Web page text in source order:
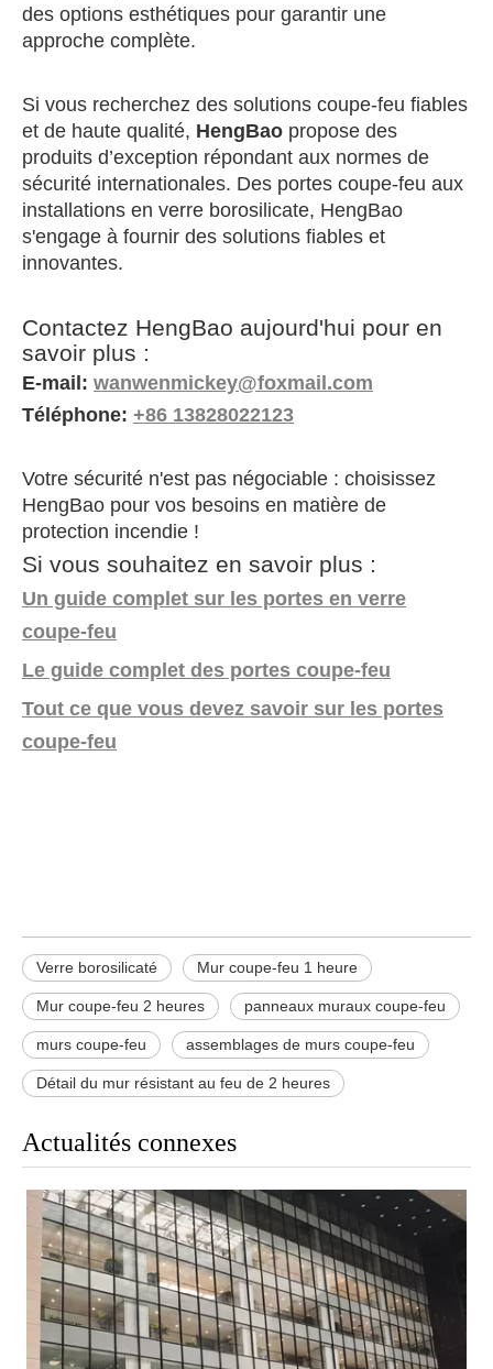
des options esthétiques pour garantir une
approche complète.
Si vous recherchez des solutions coupe-feu fiables
et de haute qualité, HengBao propose des
produits d’exception répondant aux normes de
sécurité internationales. Des portes coupe-feu aux
installations en verre borosilicate, HengBao
s'engage à fournir des solutions fiables et
innovantes.
Contactez HengBao aujourd'hui pour en
savoir plus :
E-mail: wanwenmickey@foxmail.com
Téléphone: +86 13828022123
Votre sécurité n'est pas négociable : choisissez
HengBao pour vos besoins en matière de
protection incendie !
Si vous souhaitez en savoir plus :
Un guide complet sur les portes en verre
coupe-feu
Le guide complet des portes coupe-feu
Tout ce que vous devez savoir sur les portes
coupe-feu
Verre borosilicaté Mur coupe-feu 1 heure​
Mur coupe-feu 2 heures​ panneaux muraux coupe-feu
murs coupe-feu assemblages de murs coupe-feu
Détail du mur résistant au feu de 2 heures​
Actualités connexes